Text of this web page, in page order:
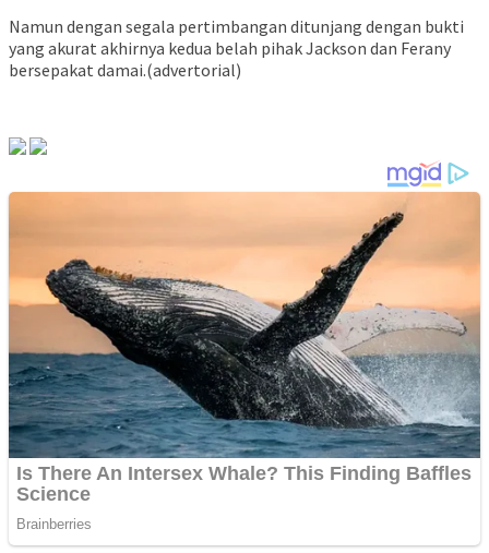
Namun dengan segala pertimbangan ditunjang dengan bukti
yang akurat akhirnya kedua belah pihak Jackson dan Ferany
bersepakat damai.(advertorial)